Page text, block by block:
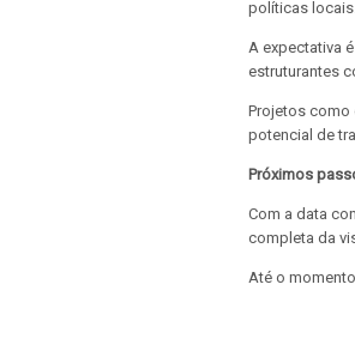
políticas locais.
A expectativa
estruturantes
Projetos como
potencial de
Próximos
Com a data
completa da
Até o